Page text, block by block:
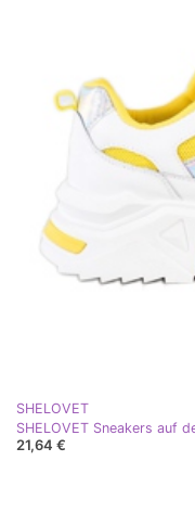
SHELOVET
SHELOVET Sneakers auf
21,64 €